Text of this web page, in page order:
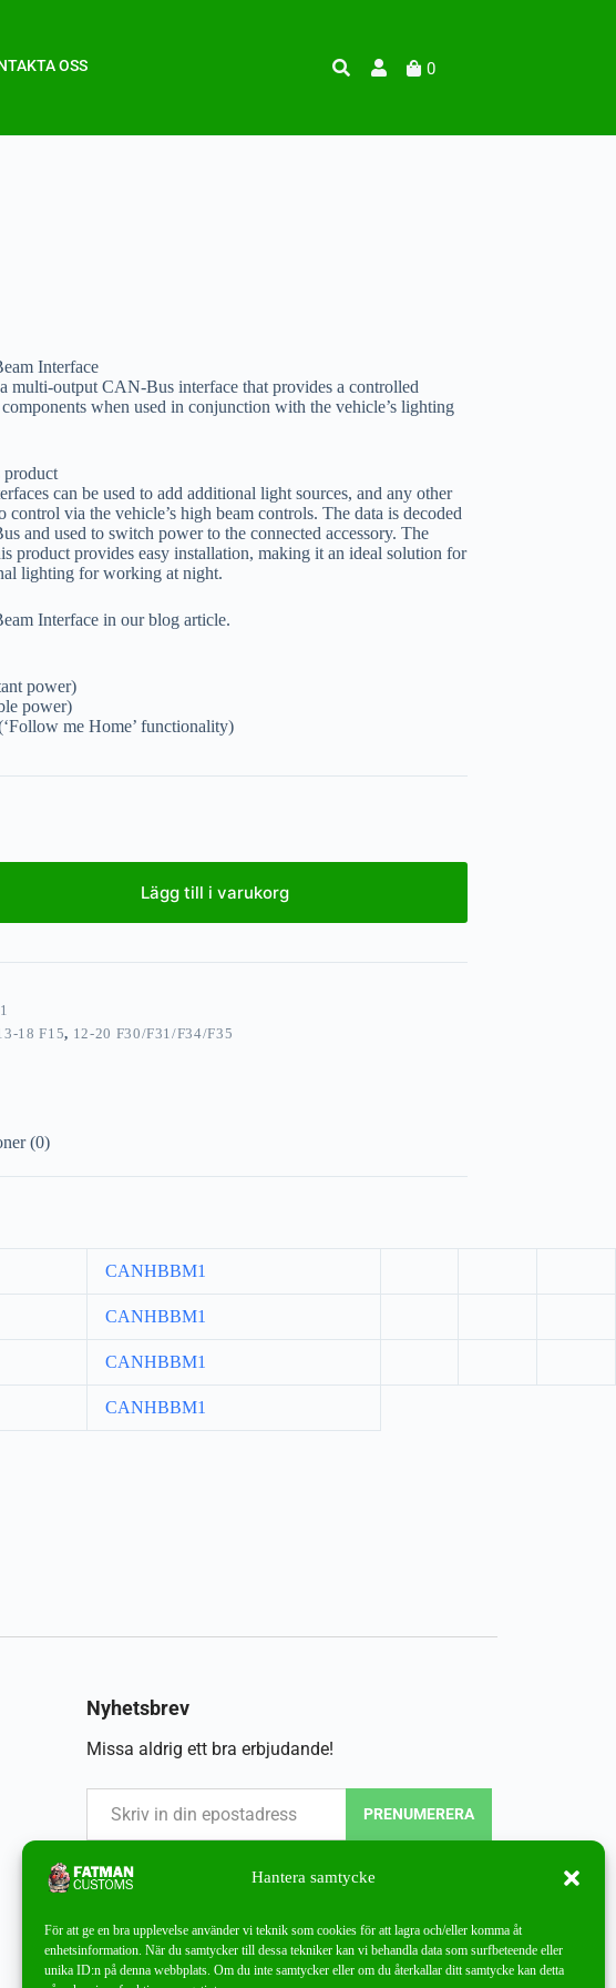
Hantera samtycke
För att ge en bra upplevelse använder vi teknik som cookies för att lagra och/eller komma åt
enhetsinformation. När du samtycker till dessa tekniker kan vi behandla data som surfbeteende eller
unika ID:n på denna webbplats. Om du inte samtycker eller om du återkallar ditt samtycke kan detta
OSS 0
Interface
multi-output CAN-Bus interface that provides a controlled
when used in conjunction with the vehicle’s lighting
can be used to add additional light sources, and any other
control via the vehicle’s high beam controls. The data is decoded
and used to switch power to the connected accessory. The
product provides easy installation, making it an ideal solution for
lighting for working at night.
Interface in our blog article.
power)
power)
me Home’ functionality)
Lägg till i varukorg
18 F15, 12-20 F30/F31/F34/F35
(0)
CANHBBM1
CANHBBM1
CANHBBM1
CANHBBM1
Nyhetsbrev
Missa aldrig ett bra erbjudande!
PRENUMERERA